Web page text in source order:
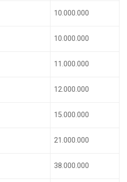
10.000.000
10.000.000
11.000.000
12.000.000
15.000.000
21.000.000
38.000.000